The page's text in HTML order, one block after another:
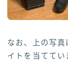
なお、上の写
イトを当ててい